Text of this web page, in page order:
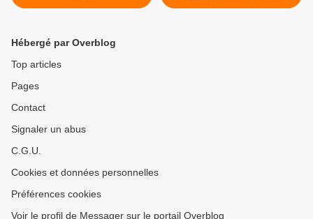
restées en Afrique? >
Hébergé par Overblog
Top articles
Pages
Contact
Signaler un abus
C.G.U.
Cookies et données personnelles
Préférences cookies
Voir le profil de Messager sur le portail Overblog